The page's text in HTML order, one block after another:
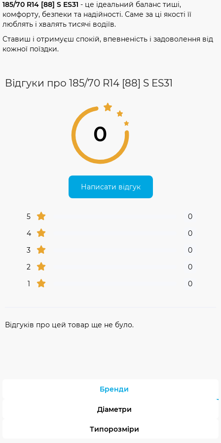
185/70 R14 [88] S ES31 - це ідеальний баланс тиші,
комфорту, безпеки та надійності. Саме за ці якості її
люблять і хвалять тисячі водіїв.
Ставиш і отримуєш спокій, впевненість і задоволення від
кожної поїздки.
Відгуки про 185/70 R14 [88] S ES31
0
Написати відгук
5
0
4
0
3
0
2
0
1
0
Відгуків про цей товар ще не було.
Бренди
Діаметри
Типорозміри